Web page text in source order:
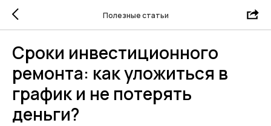
Полезные статьи
Сроки инвестиционного
ремонта: как уложиться в
график и не потерять
деньги?